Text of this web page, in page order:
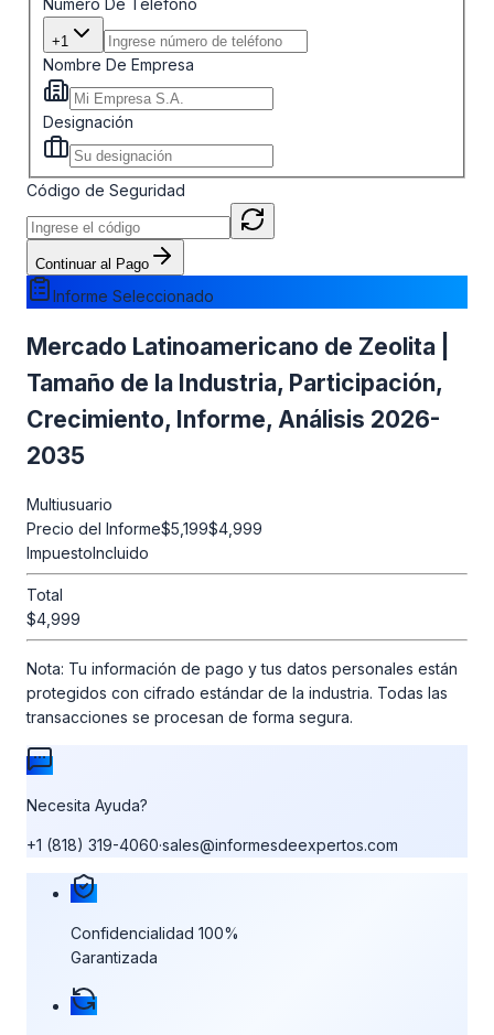
+1
Nombre De Empresa
Designación
Código de Seguridad
Continuar al Pago
Informe Seleccionado
Mercado Latinoamericano de Zeolita |
Tamaño de la Industria, Participación,
Crecimiento, Informe, Análisis 2026-
2035
Multiusuario
Precio del Informe$5,199$4,999
ImpuestoIncluido
Total
$4,999
Nota: Tu información de pago y tus datos personales están
protegidos con cifrado estándar de la industria. Todas las
transacciones se procesan de forma segura.
Necesita Ayuda?
+1 (818) 319-4060·sales@informesdeexpertos.com
Nuestras garantías de compra
Confidencialidad 100%
Garantizada